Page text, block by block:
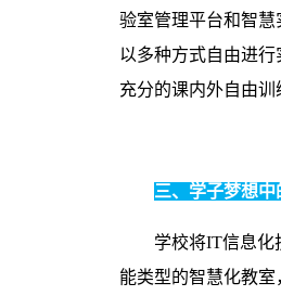
验室管理平台和智慧
以多种方式自由进
充分的课内外自由
三、学子梦想中
学校将IT信息化
能类型的智慧化教室